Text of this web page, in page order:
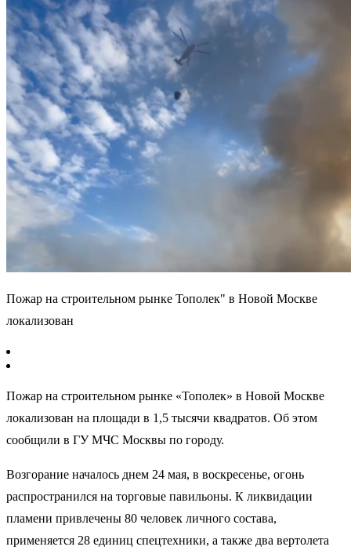
Пожар на строительном рынке Тополек" в Новой Москве
локализован
Пожар на строительном рынке «Тополек» в Новой Москве
локализован на площади в 1,5 тысячи квадратов. Об этом
сообщили в ГУ МЧС Москвы по городу.
Возгорание началось днем 24 мая, в воскресенье, огонь
распространился на торговые павильоны. К ликвидации
пламени привлечены 80 человек личного состава,
применяется 28 единиц спецтехники, а также два вертолета